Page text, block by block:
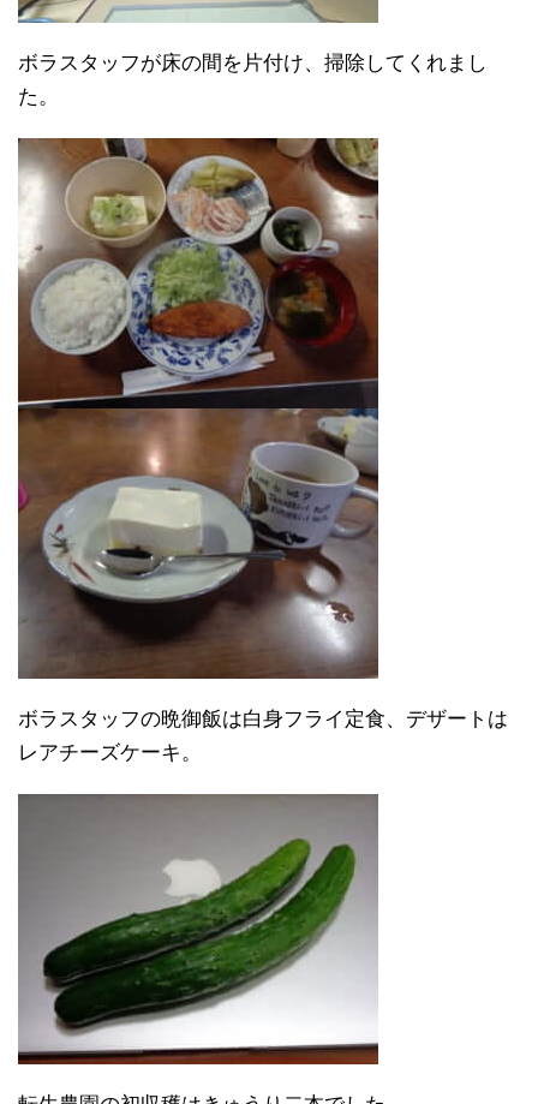
ボラスタッフが床の間を片付け、掃除してくれまし
た。
ボラスタッフの晩御飯は白身フライ定食、デザートは
レアチーズケーキ。